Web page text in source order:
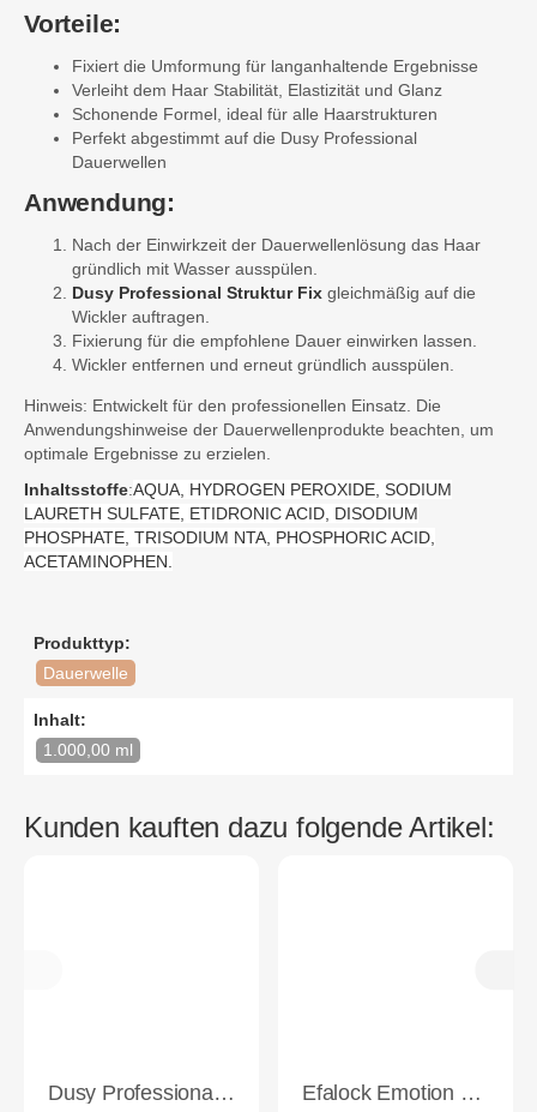
Vorteile:
Fixiert die Umformung für langanhaltende Ergebnisse
Verleiht dem Haar Stabilität, Elastizität und Glanz
Schonende Formel, ideal für alle Haarstrukturen
Perfekt abgestimmt auf die Dusy Professional
Dauerwellen
Anwendung:
Nach der Einwirkzeit der Dauerwellenlösung das Haar
gründlich mit Wasser ausspülen.
Dusy Professional Struktur Fix gleichmäßig auf die
Wickler auftragen.
Fixierung für die empfohlene Dauer einwirken lassen.
Wickler entfernen und erneut gründlich ausspülen.
Hinweis: Entwickelt für den professionellen Einsatz. Die
Anwendungshinweise der Dauerwellenprodukte beachten, um
optimale Ergebnisse zu erzielen.
Inhaltsstoffe:AQUA, HYDROGEN PEROXIDE, SODIUM
LAURETH SULFATE, ETIDRONIC ACID, DISODIUM
PHOSPHATE, TRISODIUM NTA, PHOSPHORIC ACID,
ACETAMINOPHEN.
Produkttyp:
Dauerwelle
Inhalt:
1.000,00 ml
Kunden kauften dazu folgende Artikel:
Dusy Professional Classic-Perm N/1 1000 ml
Efalock Emotion Watteschnur 1kg